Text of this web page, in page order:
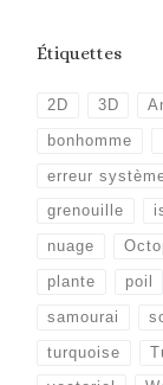
Étiquettes
2D 3D
bonhomme
erreur
grenouille
nuage
plante poil
samourai
turquoise